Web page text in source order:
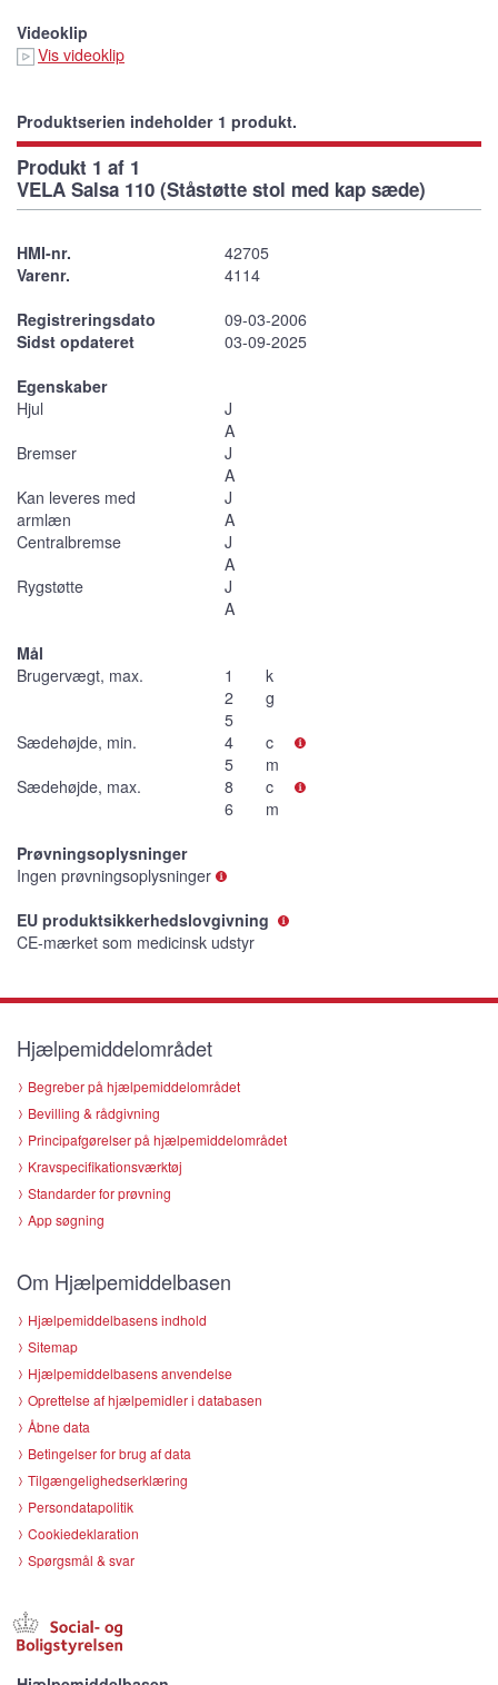
Videoklip
Vis videoklip
Produktserien indeholder 1 produkt.
Produkt 1 af 1
VELA Salsa 110 (Ståstøtte stol med kap sæde)
HMI-nr.
42705
Varenr.
4114
Registreringsdato
09-03-2006
Sidst opdateret
03-09-2025
Egenskaber
Hjul
J
A
Bremser
J
A
Kan leveres med
armlæn
J
A
Centralbremse
J
A
Rygstøtte
J
A
Mål
Brugervægt, max.
1
2
5
k
g
Sædehøjde, min.
4
5
c
m
Sædehøjde, max.
8
6
c
m
Prøvningsoplysninger
Ingen prøvningsoplysninger
EU produktsikkerhedslovgivning
CE-mærket som medicinsk udstyr
Hjælpemiddelområdet
Begreber på hjælpemiddelområdet
Bevilling & rådgivning
Principafgørelser på hjælpemiddelområdet
Kravspecifikationsværktøj
Standarder for prøvning
App søgning
Om Hjælpemiddelbasen
Hjælpemiddelbasens indhold
Sitemap
Hjælpemiddelbasens anvendelse
Oprettelse af hjælpemidler i databasen
Åbne data
Betingelser for brug af data
Tilgængelighedserklæring
Persondatapolitik
Cookiedeklaration
Spørgsmål & svar